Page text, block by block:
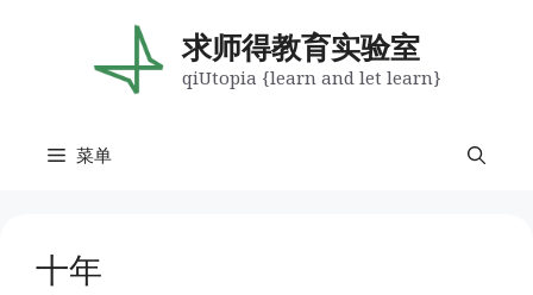
求师得教育实验室
qiUtopia {learn and let learn}
菜单
十年